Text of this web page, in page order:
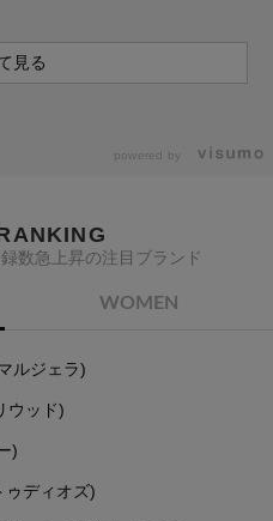
見る
powered by
数急上昇の注目ブランド
WOMEN
ルジェラ)
ウッド)
)
ゥディオズ)